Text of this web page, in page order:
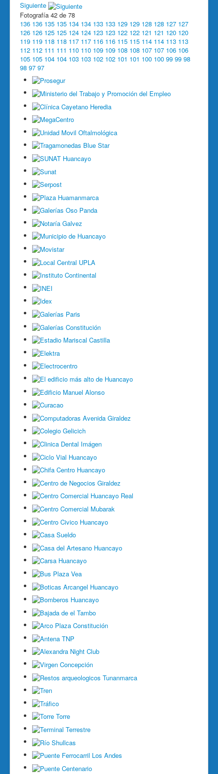
Siguiente
Fotografía 42 de 78
136 136 135 135 134 134 133 133 129 129 128 128 127 127
126 126 125 125 124 124 123 123 122 122 121 121 120 120
119 119 118 118 117 117 116 116 115 115 114 114 113 113
112 112 111 111 110 110 109 109 108 108 107 107 106 106
105 105 104 104 103 103 102 102 101 101 100 100 99 99 98
98 97 97